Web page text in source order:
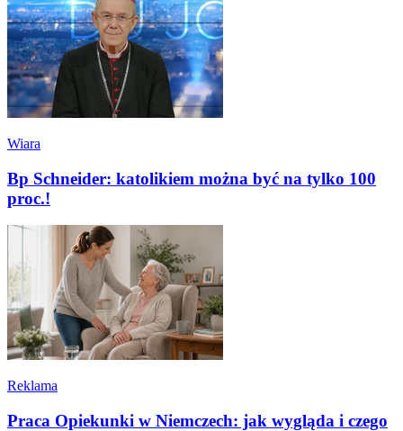
Wiara
Bp Schneider: katolikiem można być na tylko 100
proc.!
Reklama
Praca Opiekunki w Niemczech: jak wygląda i czego